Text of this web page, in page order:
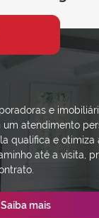
e
um atendimento
qualifica e otimiza
até a visita,
Saiba mais